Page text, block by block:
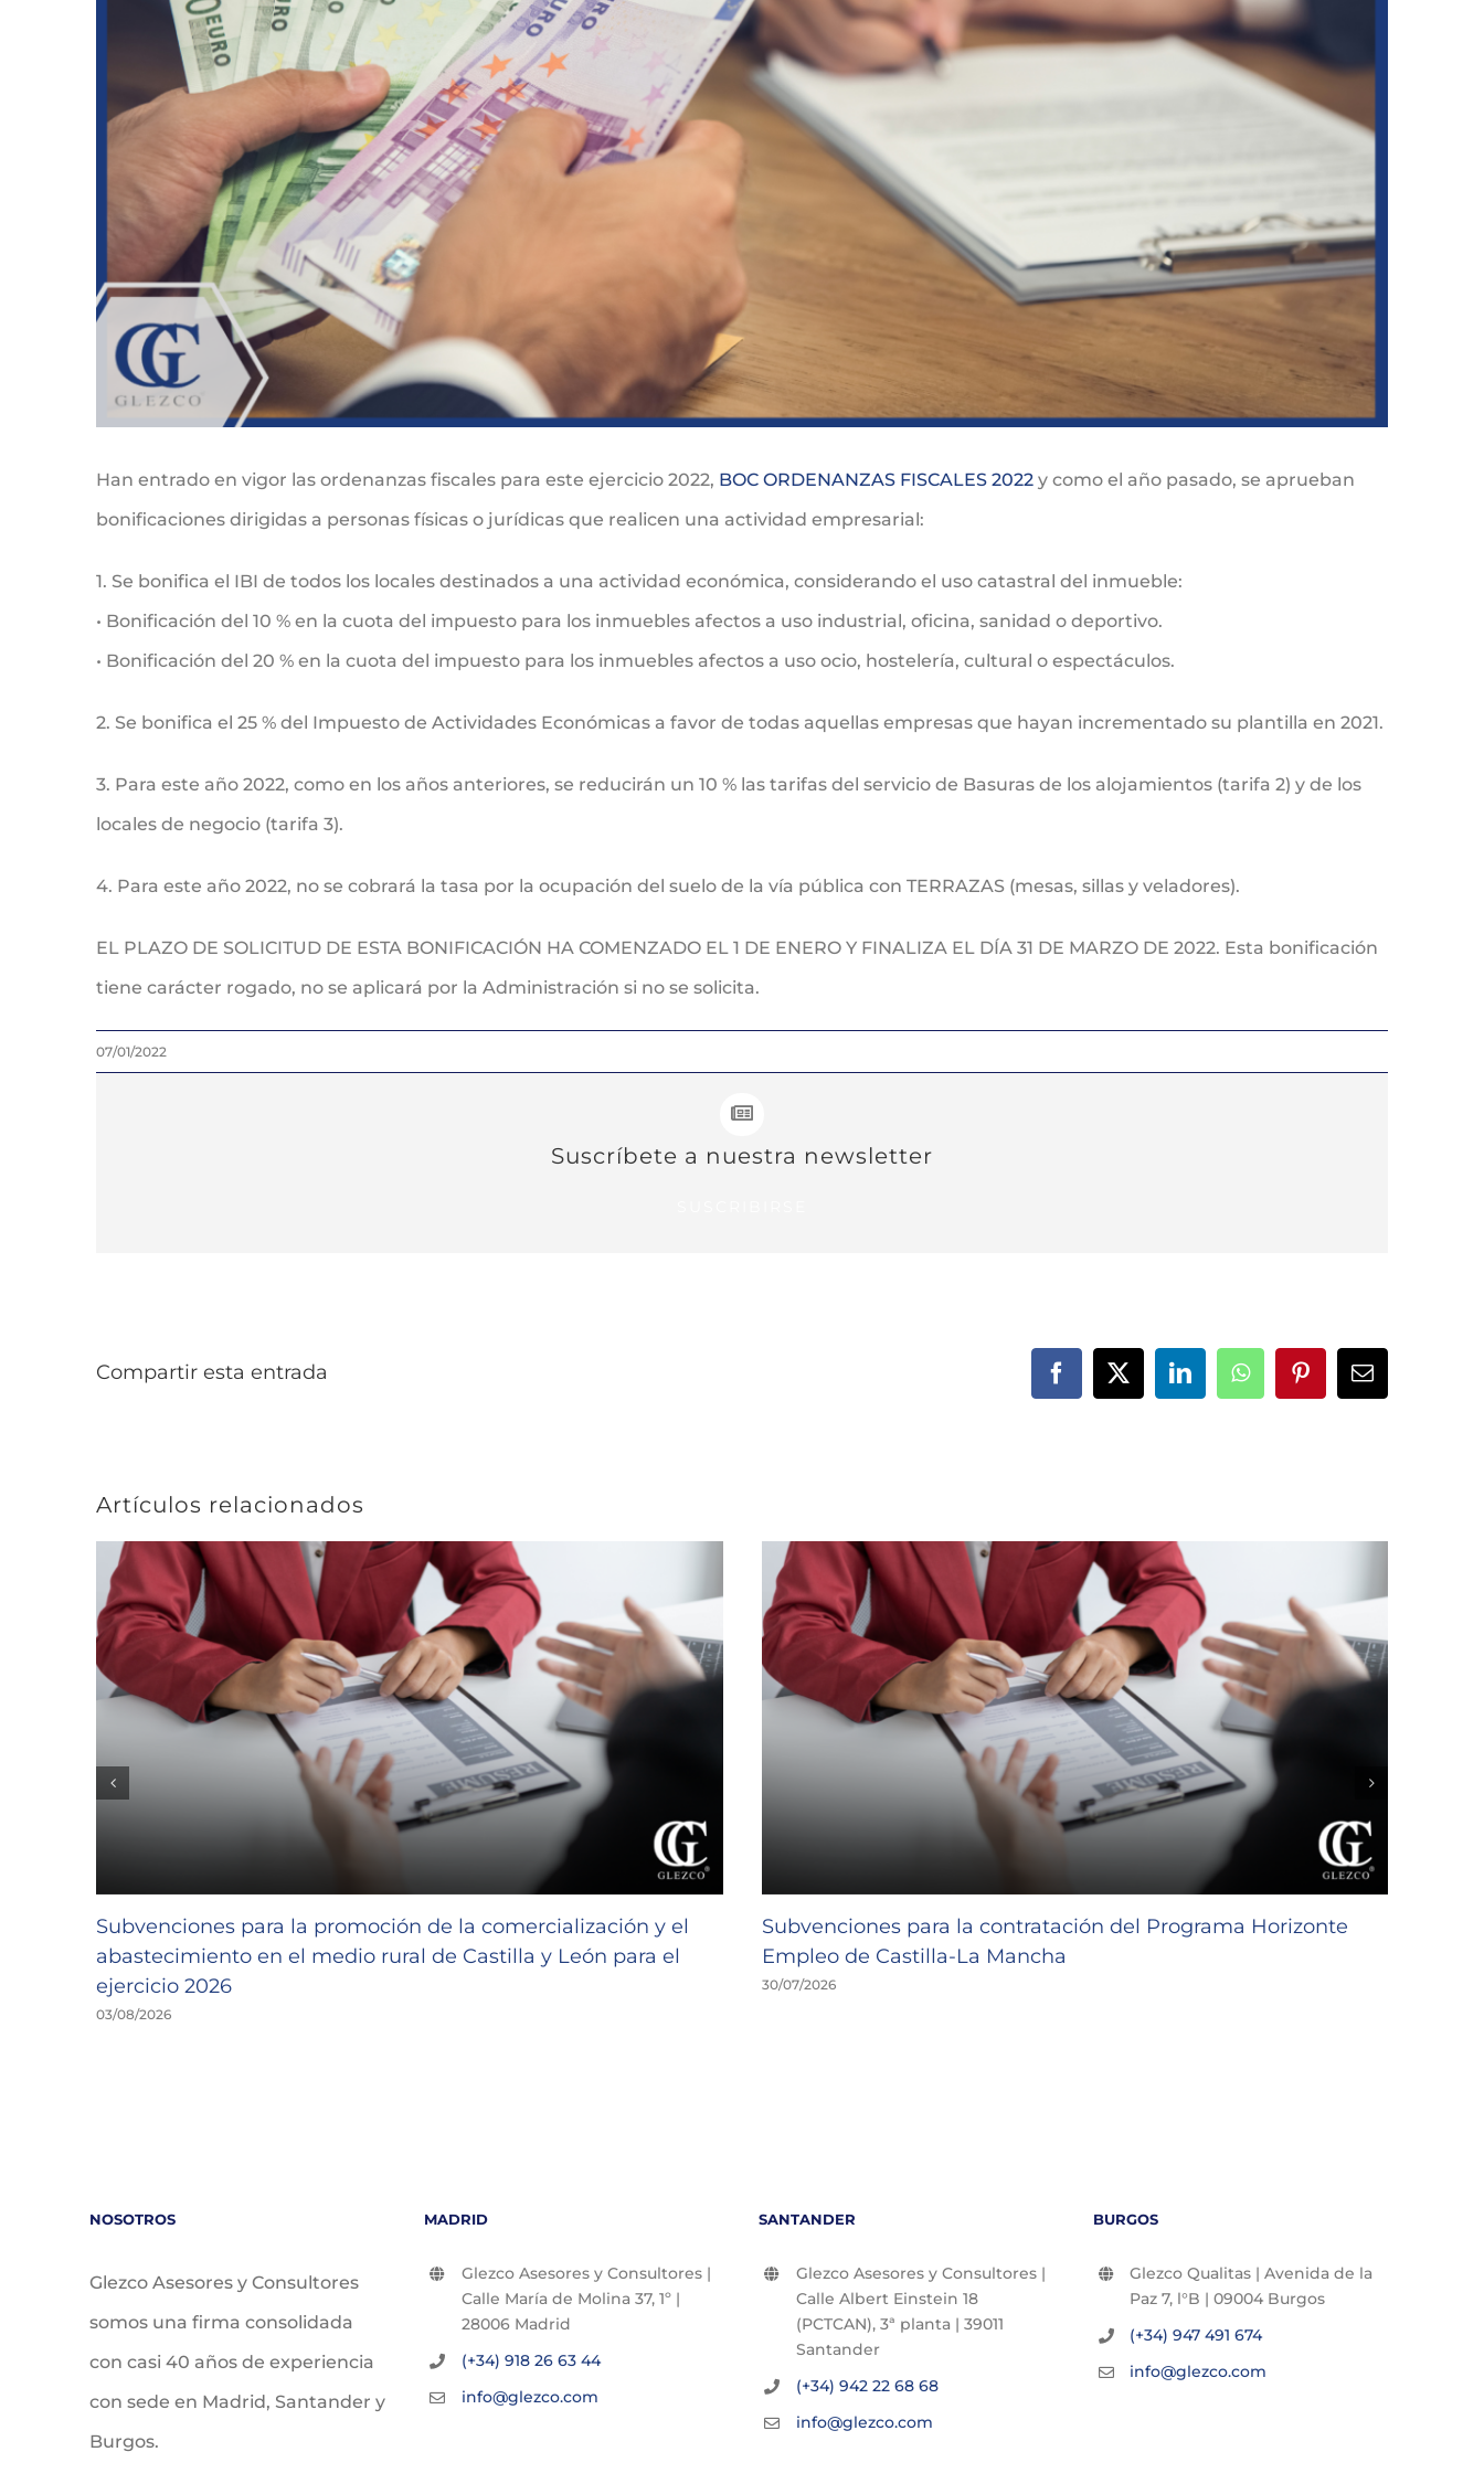
Han entrado en vigor las ordenanzas fiscales para este ejercicio 2022, BOC ORDENANZAS FISCALES 2022 y como el año pasado, se aprueban
bonificaciones dirigidas a personas físicas o jurídicas que realicen una actividad empresarial:
1. Se bonifica el IBI de todos los locales destinados a una actividad económica, considerando el uso catastral del inmueble:
• Bonificación del 10 % en la cuota del impuesto para los inmuebles afectos a uso industrial, oficina, sanidad o deportivo.
• Bonificación del 20 % en la cuota del impuesto para los inmuebles afectos a uso ocio, hostelería, cultural o espectáculos.
2. Se bonifica el 25 % del Impuesto de Actividades Económicas a favor de todas aquellas empresas que hayan incrementado su plantilla en 2021.
3. Para este año 2022, como en los años anteriores, se reducirán un 10 % las tarifas del servicio de Basuras de los alojamientos (tarifa 2) y de los
locales de negocio (tarifa 3).
4. Para este año 2022, no se cobrará la tasa por la ocupación del suelo de la vía pública con TERRAZAS (mesas, sillas y veladores).
EL PLAZO DE SOLICITUD DE ESTA BONIFICACIÓN HA COMENZADO EL 1 DE ENERO Y FINALIZA EL DÍA 31 DE MARZO DE 2022. Esta bonificación
tiene carácter rogado, no se aplicará por la Administración si no se solicita.
07/01/2022
Suscríbete a nuestra newsletter
Compartir esta entrada Facebook
X LinkedInWhatsAppPinterestCorreo
electrónico
Artículos relacionados
Subvenciones para la promoción de la comercialización y el
abastecimiento en el medio rural de Castilla y León para el
ejercicio 2026
03/08/2026
Subvenciones para la contratación del Programa Horizonte
Empleo de Castilla-La Mancha
30/07/2026
NOSOTROS
Glezco Asesores y Consultores
somos una firma consolidada
con casi 40 años de experiencia
con sede en Madrid, Santander y
Burgos.
MADRID
Glezco Asesores y Consultores |
Calle María de Molina 37, 1º |
28006 Madrid
(+34) 918 26 63 44
info@glezco.com
SANTANDER
Glezco Asesores y Consultores |
Calle Albert Einstein 18
(PCTCAN), 3ª planta | 39011
Santander
(+34) 942 22 68 68
info@glezco.com
BURGOS
Glezco Qualitas | Avenida de la
Paz 7, l°B | 09004 Burgos
(+34) 947 491 674
info@glezco.com